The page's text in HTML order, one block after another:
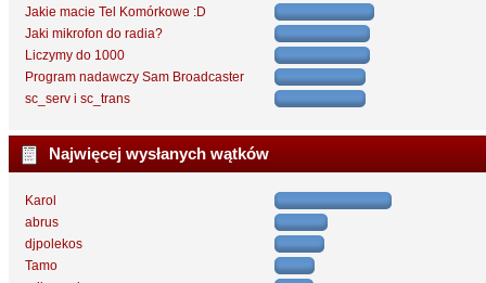
Jakie macie Tel Komórkowe :D
Jaki mikrofon do radia?
Liczymy do 1000
Program nadawczy Sam Broadcaster
sc_serv i sc_trans
Najwięcej wysłanych wątków
Karol
abrus
djpolekos
Tamo